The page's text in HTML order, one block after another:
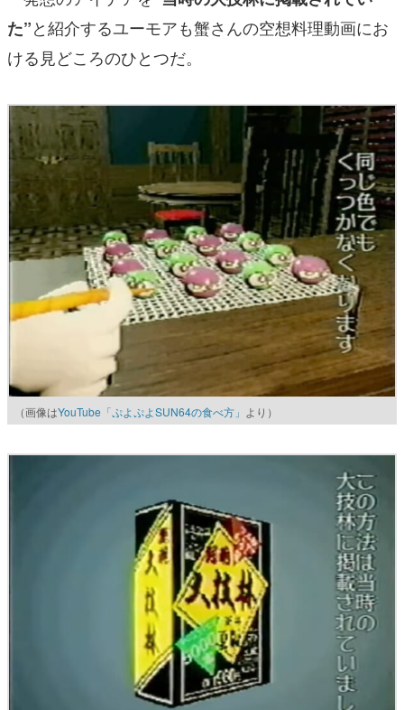
た”と紹介するユーモアも蟹さんの空想料理動画にお
ける見どころのひとつだ。
（画像はYouTube「ぷよぷよSUN64の食べ方」 より）